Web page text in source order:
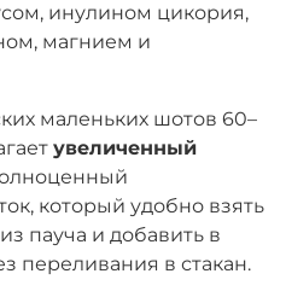
инулином цикория,
магнием и
маленьких шотов 60–
увеличенный
который удобно взять
пауча и добавить в
переливания в стакан.